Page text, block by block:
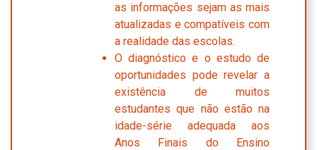
as informações sejam as mais
atualizadas e compatíveis com
a realidade das escolas.
O diagnóstico e o estudo de
oportunidades pode revelar a
existência de muitos
estudantes que não estão na
idade-série adequada aos
Anos Finais do Ensino